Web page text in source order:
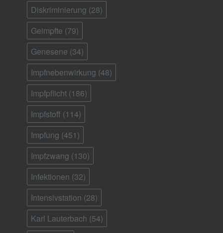
Diskriminierung (28)
Geimpfte (79)
Genesene (34)
Impfnebenwirkung (48)
Impfpflicht (186)
Impfstoff (114)
Impfung (451)
Impfzwang (130)
Infektionen (32)
Intensivstation (28)
Karl Lauterbach (54)